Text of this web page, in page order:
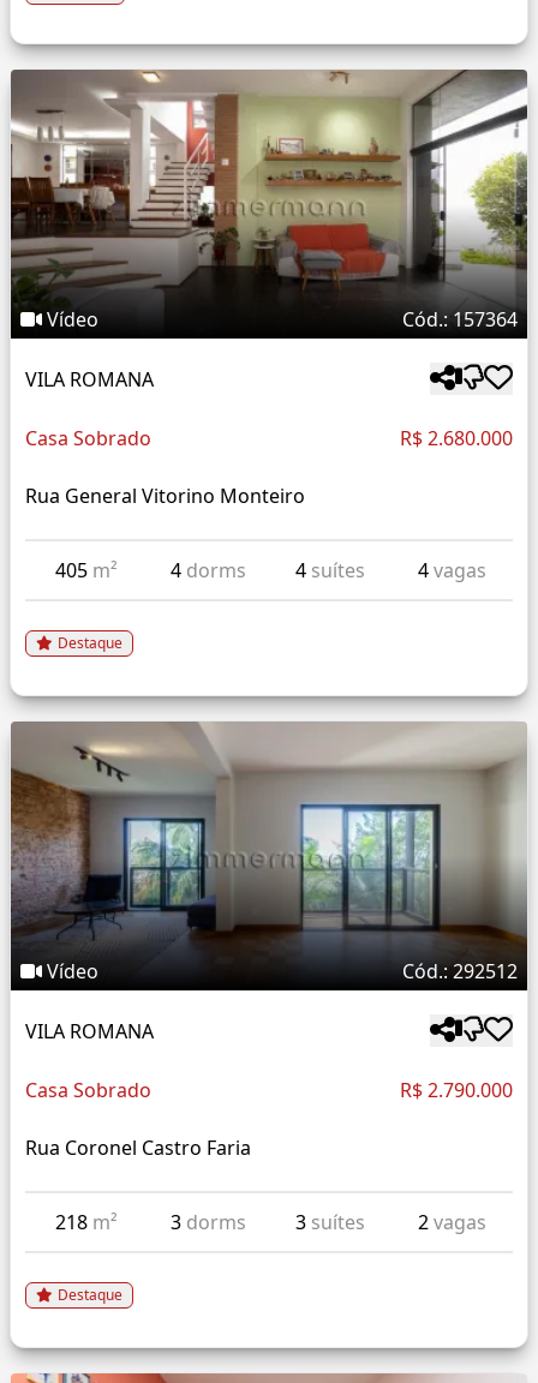
Vídeo Cód.: 157364
VILA ROMANA
Casa Sobrado R$ 2.680.000
Rua General Vitorino Monteiro
405 m² 4 dorms 4 suítes 4vagas
Destaque
Vídeo Cód.: 292512
VILA ROMANA
Casa Sobrado R$ 2.790.000
Rua Coronel Castro Faria
218 m² 3 dorms 3 suítes 2vagas
Destaque